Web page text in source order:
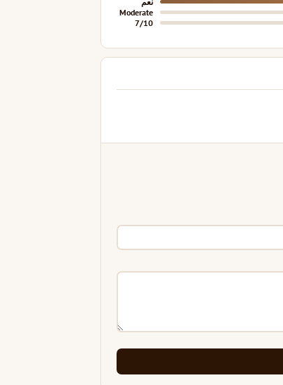
Moderate
7/10